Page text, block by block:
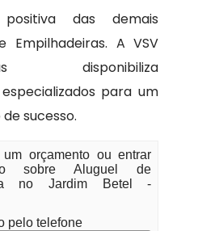
das demais
Empilhadeiras. A VSV
disponibiliza
para um
sucesso.
orçamento ou entrar
sobre Aluguel de
no Jardim Betel -
pelo telefone